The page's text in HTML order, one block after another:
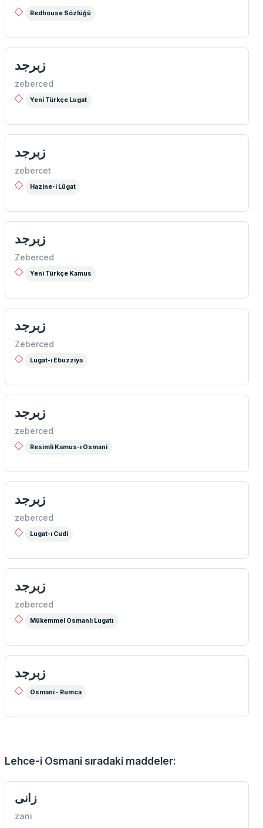
Redhouse Sözlüğü
زبرجد
zeberced
Yeni Türkçe Lugat
زبرجد
zebercet
Hazine-i Lûgat
زبرجد
Zeberced
Yeni Türkçe Kamus
زبرجد
Zeberced
Lugat-ı Ebuzziya
زبرجد
zeberced
Resimli Kamus-ı Osmani
زبرجد
zeberced
Lugat-ı Cudi
زبرجد
zeberced
Mükemmel Osmanlı Lugatı
زبرجد
Osmani - Rumca
Lehce-i Osmani sıradaki maddeler:
زانی
zani